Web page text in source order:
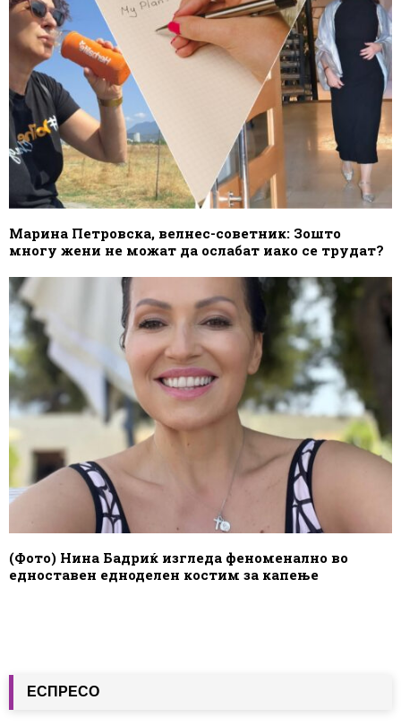
Марина Петровска, велнес-советник: Зошто
многу жени не можат да ослабат иако се трудат?
(Фото) Нина Бадриќ изгледа феноменално во
едноставен едноделен костим за капење
ЕСПРЕСО